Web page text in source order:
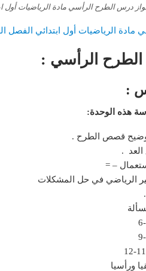
درس الطرح الرأسي مادة الرياضيات أول
الرياضيات أول ابتدائي الفصل
الرأسي :
:
هذه الوحدة:
قصص الطرح .
.
– =
الرياضي في حل المشكلات
ورأسيا